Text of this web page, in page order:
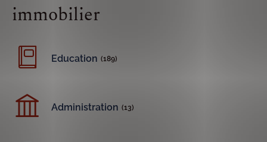
immobilier
Education (189)
Administration (13)